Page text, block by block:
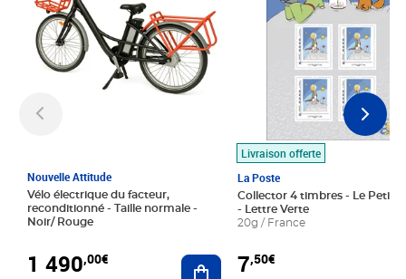
Nouvelle Attitude
Vélo électrique du facteur,
reconditionné - Taille normale -
Noir/ Rouge
1 490,00€ Ajouter au panier
Livraison offerte
La Poste
Collector 4 timbres - Le Petit
- Lettre Verte
20g / France
7,50€